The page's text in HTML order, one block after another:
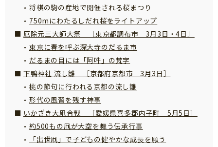
「こそだてまっぷ」とは
サイトのご利⽤にあたって
個⼈情報について
お問い合わせ
将棋の駒の産地で開催される桜まつり
750mにわたるしだれ桜をライトアップ
厄除元三大師大祭 ［東京都調布市 3月3日・4日］
東京に春を呼ぶ深大寺のだるま市
だるまの目には「阿吽」の梵字
下鴨神社 流し雛 ［京都府京都市 3月3日］
桃の節句に行われる京都の流し雛
形代の風習を残す神事
いかざき大凧合戦 ［愛媛県喜多郡内子町 5月5日］
約500もの凧が大空を舞う伝承行事
「出世凧」で子どもの健やかな成長を願う